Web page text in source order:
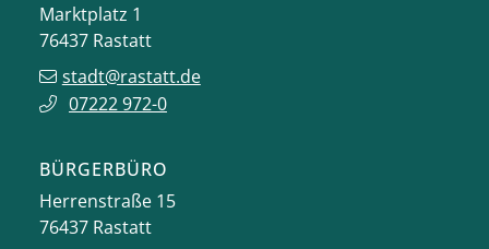
Marktplatz 1
76437 Rastatt
stadt@rastatt.de
07222 972-0
BÜRGERBÜRO
Herrenstraße 15
76437 Rastatt